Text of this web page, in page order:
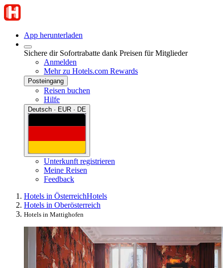
App herunterladen
Sichere dir Sofortrabatte dank Preisen für Mitglieder
Anmelden
Mehr zu Hotels.com Rewards
Posteingang
Reisen buchen
Hilfe
Deutsch · EUR · DE
Unterkunft registrieren
Meine Reisen
Feedback
Hotels in ÖsterreichHotels
Hotels in Oberösterreich
Hotels in Mattighofen